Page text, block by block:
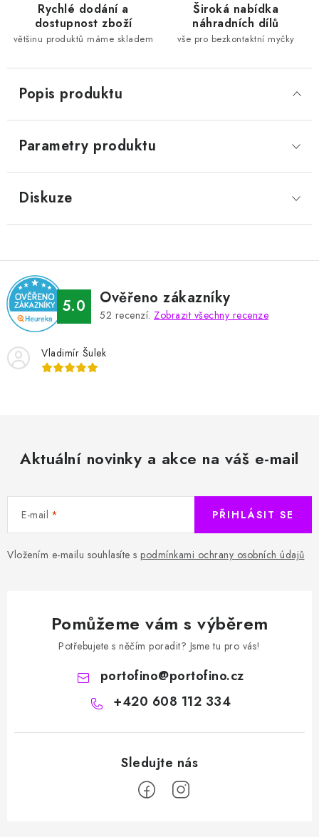
Rychlé dodání a
dostupnost zboží
většinu produktů máme skladem
Široká nabídka
náhradních dílů
vše pro bezkontaktní myčky
Popis produktu
Parametry produktu
Diskuze
5.0 Ověřeno zákazníky
52 recenzí. Zobrazit všechny recenze
Vladimír Šulek
Aktuální novinky a akce na váš e-mail
E-mail
Vložením e-mailu souhlasíte s podmínkami ochrany osobních údajů
PŘIHLÁSIT SE
Pomůžeme vám s výběrem
Potřebujete s něčím poradit? Jsme tu pro vás!
portofino@portofino.cz
+420 608 112 334